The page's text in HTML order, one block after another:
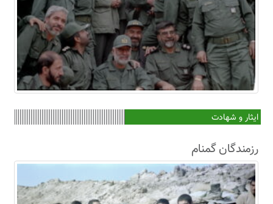
ایثار و شهادت
رزمندگان گمنام